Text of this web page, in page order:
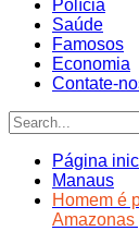
Polícia
Saúde
Famosos
Economia
Contate-
Página
Manaus
Homem é
Amazonas